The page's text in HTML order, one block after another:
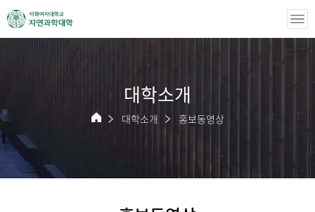
대학소개
대학소개 홍보동영상